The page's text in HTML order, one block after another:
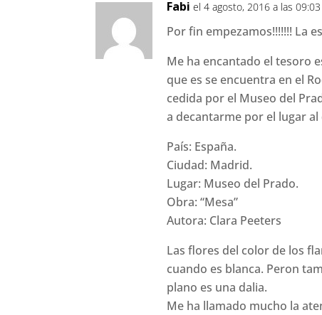
Fabi el 4 agosto, 2016 a las 09:03
Por fin empezamos!!!!!!! La
Me ha encantado el tesoro
que es se encuentra en el
cedida por el Museo del
a decantarme por el lugar al
País: España.
Ciudad: Madrid.
Lugar: Museo del Prado.
Obra: “Mesa”
Autora: Clara Peeters
Las flores del color de los
cuando es blanca. Peron
plano es una dalia.
Me ha llamado mucho la